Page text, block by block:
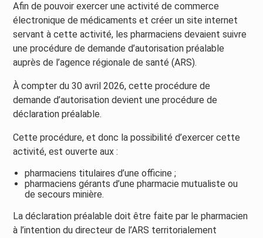
Afin de pouvoir exercer une activité de commerce
électronique de médicaments et créer un site internet
servant à cette activité, les pharmaciens devaient suivre
une procédure de demande d’autorisation préalable
auprès de l’agence régionale de santé (ARS).
À compter du 30 avril 2026, cette procédure de
demande d’autorisation devient une procédure de
déclaration préalable.
Cette procédure, et donc la possibilité d’exercer cette
activité, est ouverte aux :
pharmaciens titulaires d’une officine ;
pharmaciens gérants d’une pharmacie mutualiste ou
de secours minière.
La déclaration préalable doit être faite par le pharmacien
à l’intention du directeur de l’ARS territorialement